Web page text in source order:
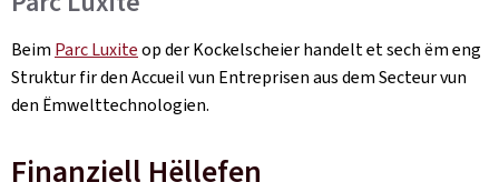
Beim Parc Luxiteop der Kockelscheier handelt et sech ëm eng
Struktur fir den Accueil vun Entreprisen aus dem Secteur vun
den Ëmwelttechnologien.
Finanziell Hëllefen